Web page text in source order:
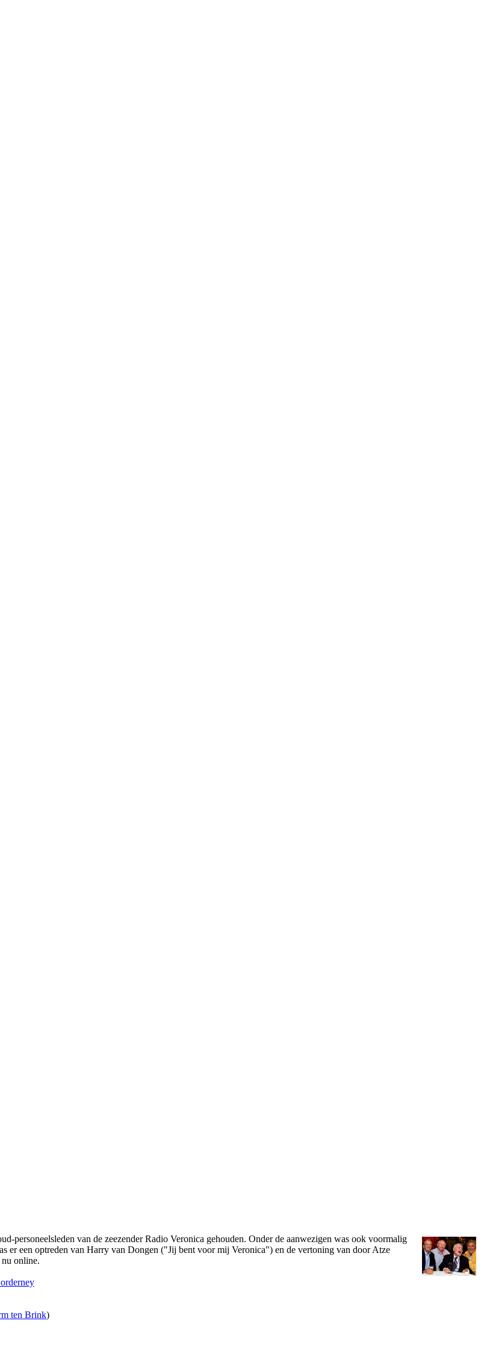
personeelsleden van de zeezender Radio Veronica gehouden. Onder de aanwezigen was ook voormalig
er een optreden van Harry van Dongen ("Jij bent voor mij Veronica") en de vertoning van door Atze
online.
ten Brink)